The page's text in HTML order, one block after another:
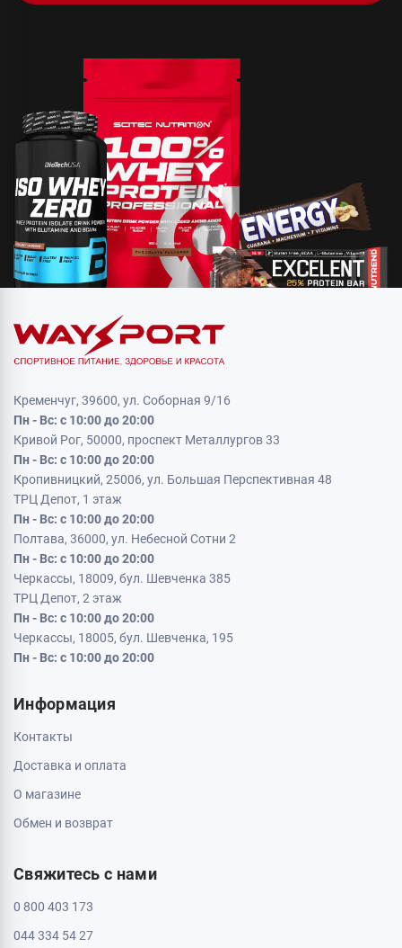
Кременчуг, 39600, ул. Соборная 9/16
Пн - Вс: с 10:00 до 20:00
Кривой Рог, 50000, проспект Металлургов 33
Пн - Вс: с 10:00 до 20:00
Кропивницкий, 25006, ул. Большая Перспективная 48
ТРЦ Депот, 1 этаж
Пн - Вс: с 10:00 до 20:00
Полтава, 36000, ул. Небесной Сотни 2
Пн - Вс: с 10:00 до 20:00
Черкассы, 18009, бул. Шевченка 385
ТРЦ Депот, 2 этаж
Пн - Вс: с 10:00 до 20:00
Черкассы, 18005, бул. Шевченка, 195
Пн - Вс: с 10:00 до 20:00
Информация
Контакты
Доставка и оплата
О магазине
Обмен и возврат
Свяжитесь с нами
0 800 403 173
044 334 54 27